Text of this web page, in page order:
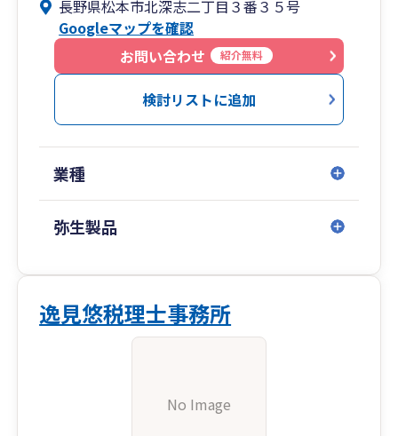
長野県松本市北深志二丁目３番３５号
Googleマップを確認
お問い合わせ
紹介無料
検討リストに追加
業種
弥生製品
逸見悠税理士事務所
No Image